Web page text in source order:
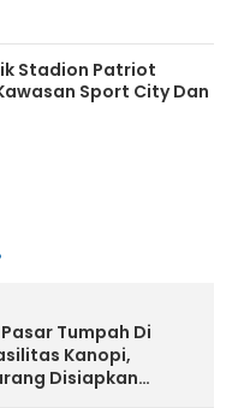
Stadion Patriot
Sport City Dan
Tumpah Di
Kanopi,
Disiapkan